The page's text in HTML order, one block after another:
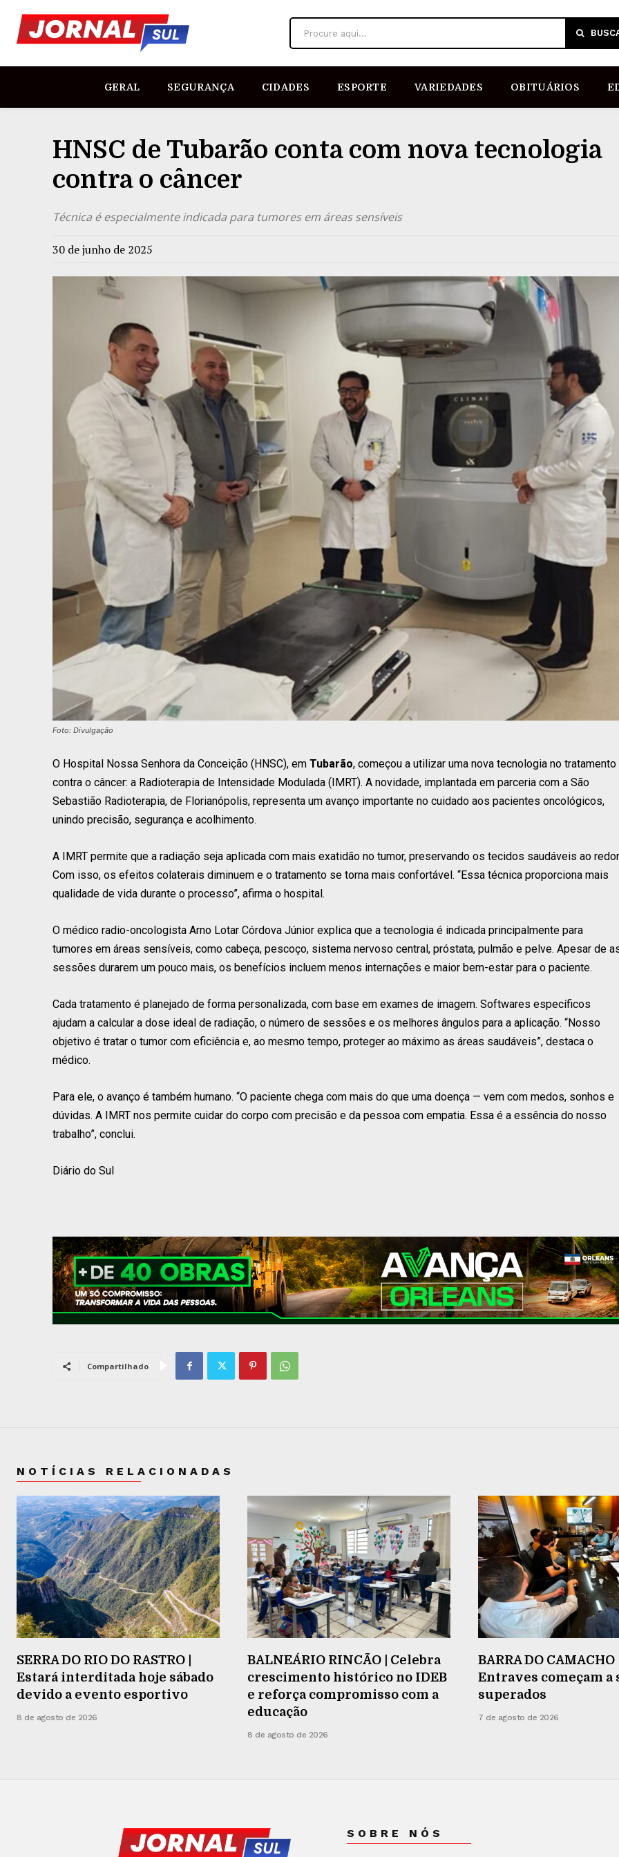
Procure aqui...
GERAL SEGURANÇA CIDADES ESPORTE VARIEDADES OBITUÁRIOS
HNSC de Tubarão conta com nova tecnologia
contra o câncer
Técnica é especialmente indicada para tumores em áreas sensíveis
30 de junho de 2025
Foto: Divulgação
O Hospital Nossa Senhora da Conceição (HNSC), em Tubarão, começou a utilizar uma nova tecnologia no tratamento
contra o câncer: a Radioterapia de Intensidade Modulada (IMRT). A novidade, implantada em parceria com a São
Sebastião Radioterapia, de Florianópolis, representa um avanço importante no cuidado aos pacientes oncológicos,
unindo precisão, segurança e acolhimento.
A IMRT permite que a radiação seja aplicada com mais exatidão no tumor, preservando os tecidos saudáveis ao
Com isso, os efeitos colaterais diminuem e o tratamento se torna mais confortável. “Essa técnica proporciona mais
qualidade de vida durante o processo”, afirma o hospital.
O médico radio-oncologista Arno Lotar Córdova Júnior explica que a tecnologia é indicada principalmente para
tumores em áreas sensíveis, como cabeça, pescoço, sistema nervoso central, próstata, pulmão e pelve. Apesar de
sessões durarem um pouco mais, os benefícios incluem menos internações e maior bem-estar para o paciente.
Cada tratamento é planejado de forma personalizada, com base em exames de imagem. Softwares específicos
ajudam a calcular a dose ideal de radiação, o número de sessões e os melhores ângulos para a aplicação. “Nosso
objetivo é tratar o tumor com eficiência e, ao mesmo tempo, proteger ao máximo as áreas saudáveis”, destaca o
médico.
Para ele, o avanço é também humano. “O paciente chega com mais do que uma doença — vem com medos, sonhos e
dúvidas. A IMRT nos permite cuidar do corpo com precisão e da pessoa com empatia. Essa é a essência do nosso
trabalho”, conclui.
Diário do Sul
Compartilhado
NOTÍCIAS RELACIONADAS
SERRA DO RIO DO RASTRO |
Estará interditada hoje sábado
devido a evento esportivo
8 de agosto de 2026
BALNEÁRIO RINCÃO | Celebra
crescimento histórico no IDEB
e reforça compromisso com a
educação
8 de agosto de 2026
BARRA DO CAMACHO
Entraves começam a
superados
7 de agosto de 2026
SOBRE NÓS